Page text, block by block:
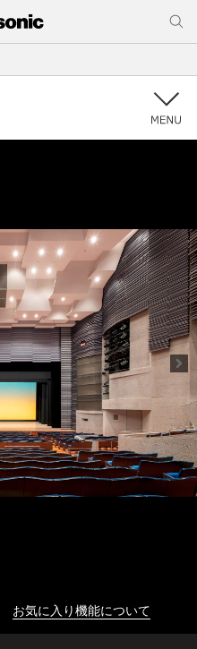
お気に入り機能について